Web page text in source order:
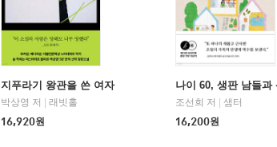
지푸라기 왕관을 쓴 여자
박상영 저
래빗홀
16,920원
나이 60, 생판 남들과
조선희 저
샘터
16,200원